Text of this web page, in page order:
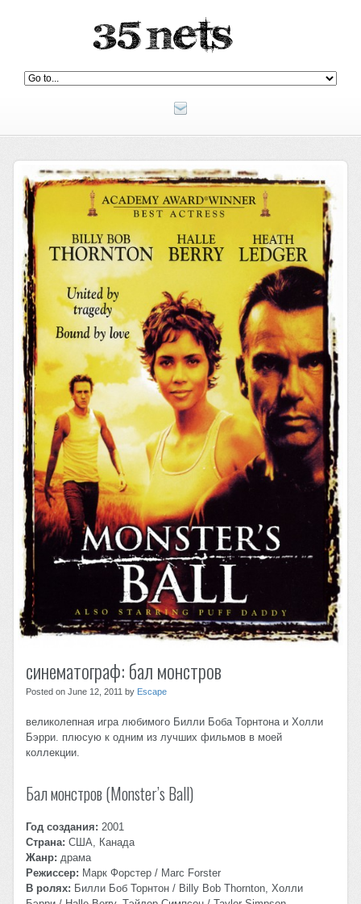
синематограф: бал монстров
Posted on June 12, 2011 by Escape
великолепная игра любимого Билли Боба Торнтона и Холли
Бэрри. плюсую к одним из лучших фильмов в моей
коллекции.
Бал монстров (Monster’s Ball)
Год создания: 2001
Страна: США, Канада
Жанр: драма
Режиссер: Марк Форстер / Marc Forster
В ролях: Билли Боб Торнтон / Billy Bob Thornton, Холли